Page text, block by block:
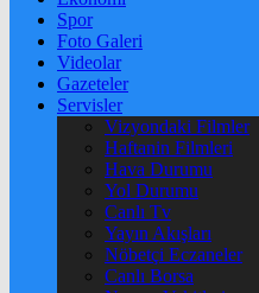
Spor
Foto Galeri
Videolar
Gazeteler
Servisler
Vizyondaki Filmler
Haftanin Filmleri
Hava Durumu
Yol Durumu
Canlı Tv
Yayın Akışları
Nöbetçi Eczaneler
Canlı Borsa